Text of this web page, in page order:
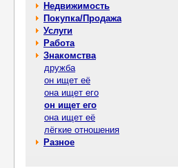
Недвижимость
Покупка/Продажа
Услуги
Работа
Знакомства
дружба
он ищет её
она ищет его
он ищет его
она ищет её
лёгкие отношения
Разное